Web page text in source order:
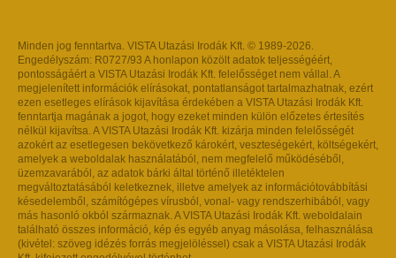
Minden jog fenntartva. VISTA Utazási Irodák Kft. © 1989-2026.
Engedélyszám: R0727/93 A honlapon közölt adatok teljességéért,
pontosságáért a VISTA Utazási Irodák Kft. felelősséget nem vállal. A
megjelenített információk elírásokat, pontatlanságot tartalmazhatnak, ezért
ezen esetleges elírások kijavítása érdekében a VISTA Utazási Irodák Kft.
fenntartja magának a jogot, hogy ezeket minden külön előzetes értesítés
nélkül kijavítsa. A VISTA Utazási Irodák Kft. kizárja minden felelősségét
azokért az esetlegesen bekövetkező károkért, veszteségekért, költségekért,
amelyek a weboldalak használatából, nem megfelelő működéséből,
üzemzavarából, az adatok bárki által történő illetéktelen
megváltoztatásából keletkeznek, illetve amelyek az információtovábbítási
késedelemből, számítógépes vírusból, vonal- vagy rendszerhibából, vagy
más hasonló okból származnak. A VISTA Utazási Irodák Kft. weboldalain
található összes információ, kép és egyéb anyag másolása, felhasználása
(kivétel: szöveg idézés forrás megjelöléssel) csak a VISTA Utazási Irodák